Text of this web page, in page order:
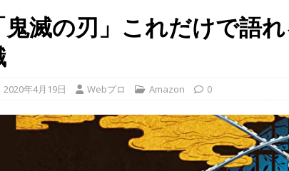
鬼滅の刃」これだけで語
2020年4月19日 Webプロ Amazon 0